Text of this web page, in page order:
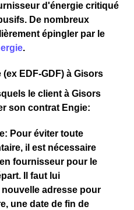
d'énergie critiqué
. De nombreux
épingler par le
.
EDF-GDF) à Gisors
le client à Gisors
son contrat Engie:
: Pour éviter toute
, il est nécessaire
fournisseur pour le
Il faut lui
nouvelle adresse pour
, une date de fin de